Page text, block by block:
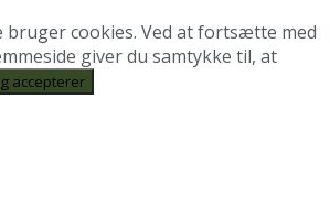
bruger cookies. Ved at fortsætte med
giver du samtykke til, at
accepterer